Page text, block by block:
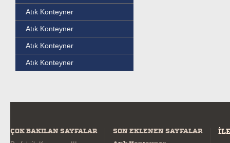
Atık Konteyner
Atık Konteyner
Atık Konteyner
Atık Konteyner
ÇOK BAKILAN SAYFALAR
SON EKLENEN SAYFALAR